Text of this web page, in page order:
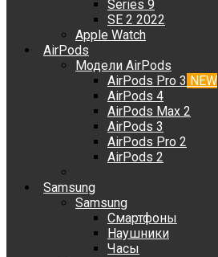
Series 9
SE 2 2022
Apple Watch
AirPods
Модели AirPods
AirPods Pro 3 NEW
AirPods 4
AirPods Max 2
AirPods 3
AirPods Pro 2
AirPods 2
Samsung
Samsung
Смартфоны
Наушники
Часы